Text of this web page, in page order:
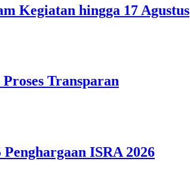
Kegiatan hingga 17 Agustus
Transparan
ISRA 2026